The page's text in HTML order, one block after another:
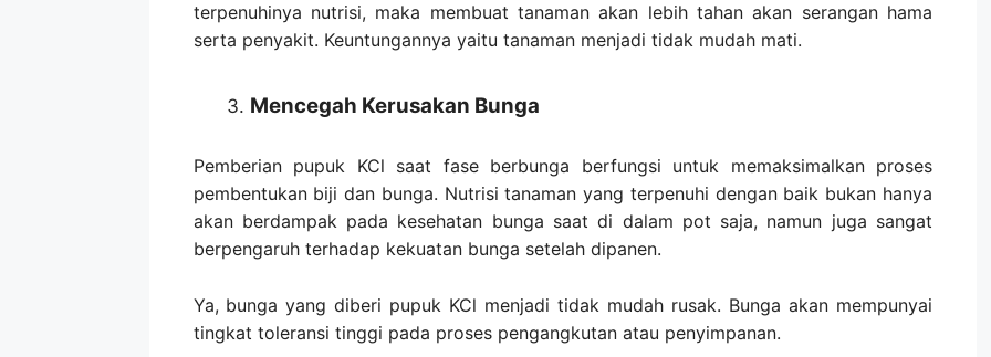
terpenuhinya nutrisi, maka membuat tanaman akan lebih tahan akan serangan hama
serta penyakit. Keuntungannya yaitu tanaman menjadi tidak mudah mati.
Mencegah Kerusakan Bunga
Pemberian pupuk KCl saat fase berbunga berfungsi untuk memaksimalkan proses
pembentukan biji dan bunga. Nutrisi tanaman yang terpenuhi dengan baik bukan hanya
akan berdampak pada kesehatan bunga saat di dalam pot saja, namun juga sangat
berpengaruh terhadap kekuatan bunga setelah dipanen.
Ya, bunga yang diberi pupuk KCl menjadi tidak mudah rusak. Bunga akan mempunyai
tingkat toleransi tinggi pada proses pengangkutan atau penyimpanan.